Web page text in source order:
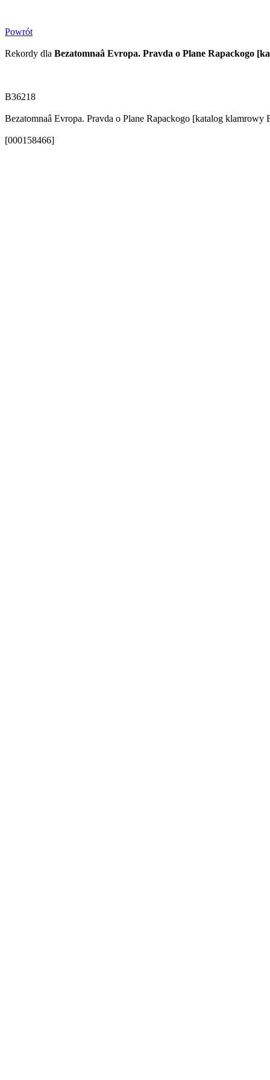
Powrót
Rekordy dla Bezatomnaâ Evropa. Pravda o Plane Rapackogo
B36218
Bezatomnaâ Evropa. Pravda o Plane Rapackogo [katalog klamrowy
[000158466]